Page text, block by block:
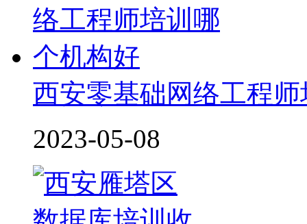
西安零基础网络工程
2023-05-08